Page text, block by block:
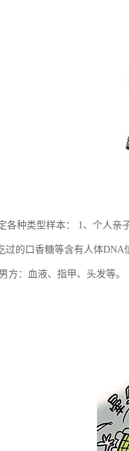
各种类型样本： 1、个人亲
过的口香糖等含有人体DNA
方：血液、指甲、头发等。